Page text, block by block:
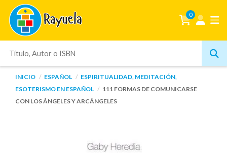
0
INICIO ESPAÑOL
ESPIRITUALIDAD, MEDITACIÓN,
ESOTERISMO EN ESPAÑOL
111 FORMAS DE COMUNICARSE
CON LOS ÁNGELES Y ARCÁNGELES